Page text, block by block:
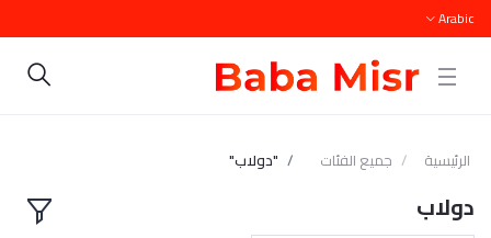
Arabic
الرئيسية جميع الفئات "دولاب"
دولاب